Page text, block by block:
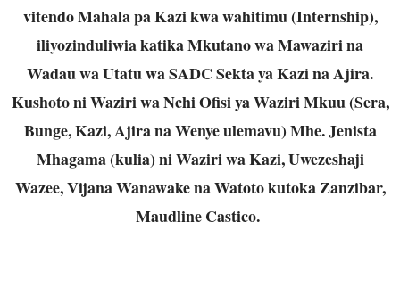
vitendo Mahala pa Kazi kwa wahitimu (Internship),
iliyozinduliwia katika Mkutano wa Mawaziri na
Wadau wa Utatu wa SADC Sekta ya Kazi na Ajira.
Kushoto ni Waziri wa Nchi Ofisi ya Waziri Mkuu (Sera,
Bunge, Kazi, Ajira na Wenye ulemavu) Mhe. Jenista
Mhagama (kulia) ni Waziri wa Kazi, Uwezeshaji
Wazee, Vijana Wanawake na Watoto kutoka Zanzibar,
Maudline Castico.